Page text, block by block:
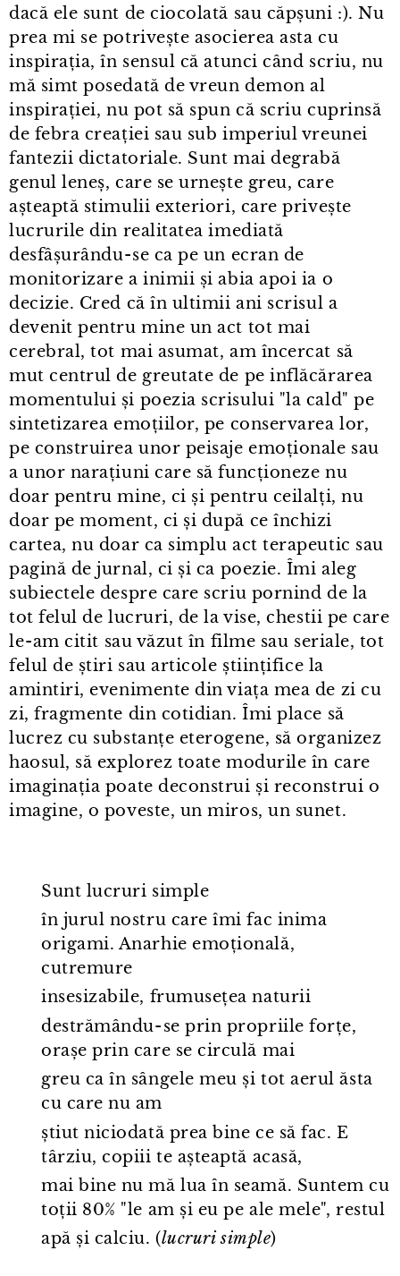
dacă ele sunt de ciocolată sau căpșuni :). Nu
prea mi se potrivește asocierea asta cu
inspirația, în sensul că atunci când scriu, nu
mă simt posedată de vreun demon al
inspirației, nu pot să spun că scriu cuprinsă
de febra creației sau sub imperiul vreunei
fantezii dictatoriale. Sunt mai degrabă
genul leneș, care se urnește greu, care
așteaptă stimulii exteriori, care privește
lucrurile din realitatea imediată
desfâșurându⁠-⁠se ca pe un ecran de
monitorizare a inimii și abia apoi ia o
decizie. Cred că în ultimii ani scrisul a
devenit pentru mine un act tot mai
cerebral, tot mai asumat, am încercat să
mut centrul de greutate de pe inflăcărarea
momentului și poezia scrisului "la cald" pe
sintetizarea emoțiilor, pe conservarea lor,
pe construirea unor peisaje emoționale sau
a unor narațiuni care să funcționeze nu
doar pentru mine, ci și pentru ceilalți, nu
doar pe moment, ci și după ce închizi
cartea, nu doar ca simplu act terapeutic sau
pagină de jurnal, ci și ca poezie. Îmi aleg
subiectele despre care scriu pornind de la
tot felul de lucruri, de la vise, chestii pe care
le⁠-⁠am citit sau văzut în filme sau seriale, tot
felul de știri sau articole științifice la
amintiri, evenimente din viața mea de zi cu
zi, fragmente din cotidian. Îmi place să
lucrez cu substanțe eterogene, să organizez
haosul, să explorez toate modurile în care
imaginația poate deconstrui și reconstrui o
imagine, o poveste, un miros, un sunet.
Sunt lucruri simple
în jurul nostru care îmi fac inima
origami. Anarhie emoțională,
cutremure
insesizabile, frumusețea naturii
destrămându⁠-⁠se prin propriile forțe,
orașe prin care se circulă mai
greu ca în sângele meu și tot aerul ăsta
cu care nu am
știut niciodată prea bine ce să fac. E
târziu, copiii te așteaptă acasă,
mai bine nu mă lua în seamă. Suntem cu
toții 80% "le am și eu pe ale mele", restul
apă și calciu. (lucruri simple)